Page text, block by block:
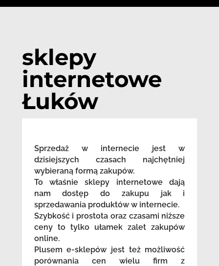
sklepy
internetowe
Łuków
Sprzedaż w internecie jest w
dzisiejszych czasach najchętniej
wybieraną formą zakupów.
To właśnie sklepy internetowe dają
nam dostęp do zakupu jak i
sprzedawania produktów w internecie.
Szybkość i prostota oraz czasami niższe
ceny to tylko ułamek zalet zakupów
online.
Plusem e-sklepów jest też możliwość
porównania cen wielu firm z